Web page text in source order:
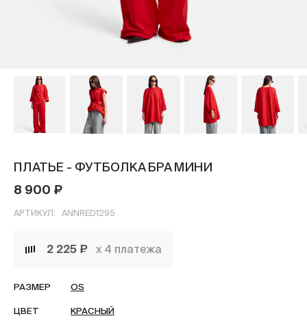
ПЛАТЬЕ - ФУТБОЛКА БРА МИНИ
8 900 ₽
АРТИКУЛ: ANNRED1295
2 225 ₽ х 4 платежа
РАЗМЕР OS
ЦВЕТ КРАСНЫЙ